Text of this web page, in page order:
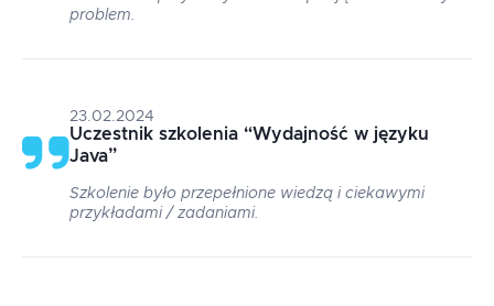
problem.
23.02.2024
Uczestnik szkolenia “Wydajność w języku
Java”
Szkolenie było przepełnione wiedzą i ciekawymi
przykładami / zadaniami.